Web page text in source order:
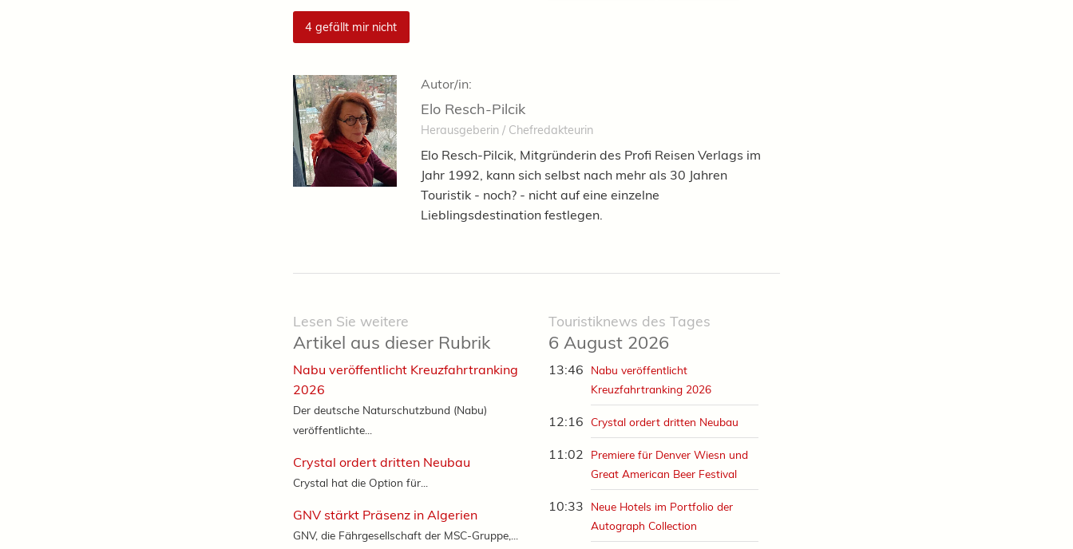
4 gefällt mir nicht
Autor/in:
Elo Resch-Pilcik
Herausgeberin / Chefredakteurin
Elo Resch-Pilcik, Mitgründerin des Profi Reisen Verlags im
Jahr 1992, kann sich selbst nach mehr als 30 Jahren
Touristik - noch? - nicht auf eine einzelne
Lieblingsdestination festlegen.
Touristiknews des Tages
6 August 2026
13:46
Nabu veröffentlicht
Kreuzfahrtranking 2026
12:16 Crystal ordert dritten Neubau
11:02
Premiere für Denver Wiesn und
Great American Beer Festival
10:33
Neue Hotels im Portfolio der
Autograph Collection
Lesen Sie weitere
Artikel aus dieser Rubrik
Nabu veröffentlicht Kreuzfahrtranking
2026
Der deutsche Naturschutzbund (Nabu)
veröffentlichte...
Crystal ordert dritten Neubau
Crystal hat die Option für...
GNV stärkt Präsenz in Algerien
GNV, die Fährgesellschaft der MSC-Gruppe,...